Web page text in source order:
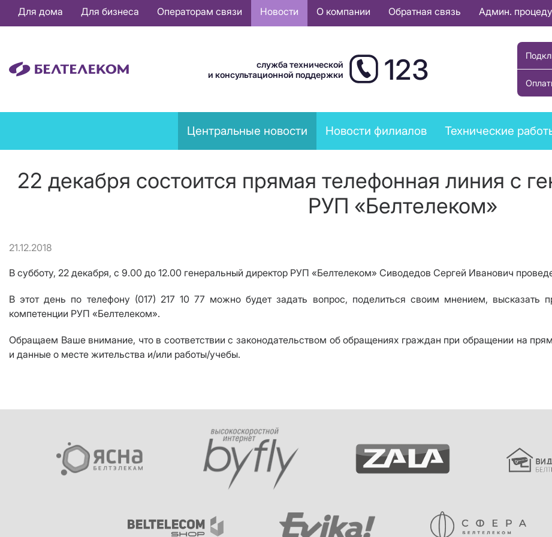
Основная
навигация
Для дома Для бизнеса Операторам связи Новости О компании Обратная связь Админ.
служба технической
и консультационной поддержки
123
News
menu
Центральные новости Новости филиалов Технические
22 декабря состоится прямая телефонная линия с
РУП «Белтелеком»
21.12.2018
В субботу, 22 декабря, с 9.00 до 12.00 генеральный директор РУП «Белтелеком» Сиводедов Сергей Иванович
В этот день по телефону (017) 217 10 77 можно будет задать вопрос, поделиться своим мнением,
компетенции РУП «Белтелеком».
Обращаем Ваше внимание, что в соответствии с законодательством об обращениях граждан при обращении на
и данные о месте жительства и/или работы/учебы.